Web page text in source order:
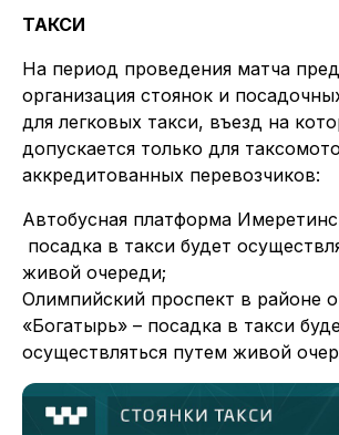
ТАКСИ
На период проведения матча
организация стоянок и
для легковых такси, въезд на
допускается только для
аккредитованных перевозчиков:
Автобусная платформа
посадка в такси будет
живой очереди;
Олимпийский проспект в районе
«Богатырь» – посадка в такси
осуществляться путем живой